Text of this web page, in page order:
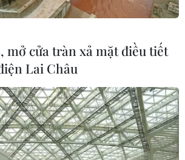
ứng phó thiên tai
ứng dụng
trong tìm kiếm,
sỹ
mở cửa tràn xả mặt điều tiết
Lai Châu